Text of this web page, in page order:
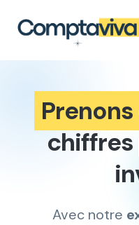
Avec notre